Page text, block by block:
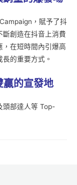
，賦予了抖
創造在抖音上消費
，在短時間內引爆高
的重要方式。
贏的宣發地
頭部達人等 Top-